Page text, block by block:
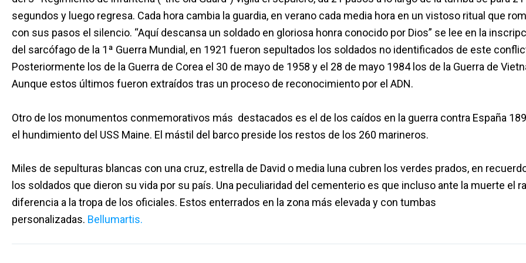
segundos y luego regresa. Cada hora cambia la guardia, en verano cada media hora en un vistoso ritual que
con sus pasos el silencio. “Aquí descansa un soldado en gloriosa honra conocido por Dios” se lee en la
del sarcófago de la 1ª Guerra Mundial, en 1921 fueron sepultados los soldados no identificados de este
Posteriormente los de la Guerra de Corea el 30 de mayo de 1958 y el 28 de mayo 1984 los de la Guerra de
Aunque estos últimos fueron extraídos tras un proceso de reconocimiento por el ADN.
Otro de los monumentos conmemorativos más destacados es el de los caídos en la guerra contra España
el hundimiento del USS Maine. El mástil del barco preside los restos de los 260 marineros.
Miles de sepulturas blancas con una cruz, estrella de David o media luna cubren los verdes prados, en
los soldados que dieron su vida por su país. Una peculiaridad del cementerio es que incluso ante la muerte el
diferencia a la tropa de los oficiales. Estos enterrados en la zona más elevada y con tumbas
personalizadas. Bellumartis.